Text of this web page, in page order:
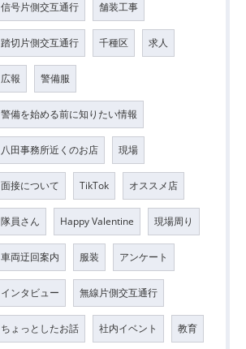
信号片側交互通行 舗装工事
踏切片側交互通行 千種区 求人
広報 警備服
警備を始める前に知りたい情報
八田事務所近くのお店 現場
面接について TikTok オススメ店
隊員さん Happy Valentine 現場周り
車両迂回案内 服装 アンケート
インタビュー 無線片側交互通行
ちょっとしたお話 社内イベント 教育